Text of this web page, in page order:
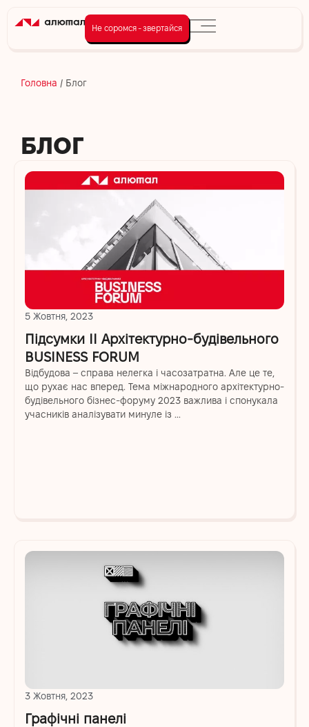
Не соромся - звертайся
Головна / Блог
БЛОГ
5 Жовтня, 2023
Підсумки ІІ Архітектурно-будівельного
BUSINESS FORUM
Відбудова – справа нелегка і часозатратна. Але це те,
що рухає нас вперед. Тема міжнародного архітектурно-
будівельного бізнес-форуму 2023 важлива і спонукала
учасників аналізувати минуле із ...
3 Жовтня, 2023
Графічні панелі